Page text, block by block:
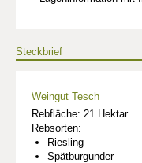
Steckbrief
Weingut Tesch
Rebfläche: 21 Hektar
Rebsorten:
Riesling
Spätburgunder